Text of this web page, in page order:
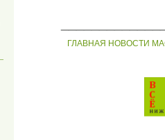
ГЛАВНАЯ НОВОСТИ